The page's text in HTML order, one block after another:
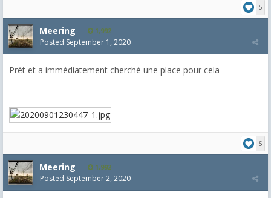
5
Meering 1,992
Posted September 1, 2020
Prêt et a immédiatement cherché une place pour cela
5
Meering 1,992
Posted September 2, 2020